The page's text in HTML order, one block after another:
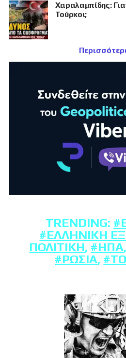
Χαραλαμπίδης:
Τούρκοι;
TRENDING:
#ΕΛΛΗΝΙΚΉ
ΠΟΛΙΤΙΚΉ, #ΗΠΑ,
#ΡΩΣΊΑ,